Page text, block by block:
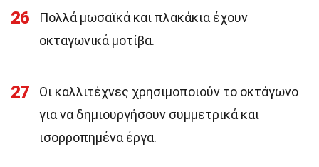
26
Πολλά μωσαϊκά και πλακάκια έχουν
οκταγωνικά μοτίβα.
27
Οι καλλιτέχνες χρησιμοποιούν το οκτάγωνο
για να δημιουργήσουν συμμετρικά και
ισορροπημένα έργα.